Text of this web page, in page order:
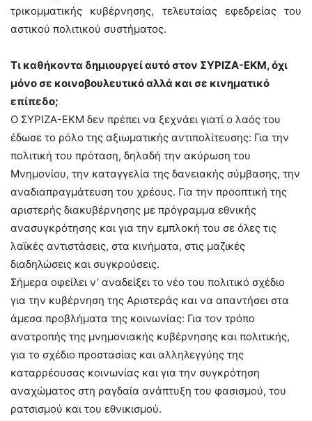
τρικομματικής κυβέρνησης, τελευταίας εφεδρείας του
αστικού πολιτικού συστήματος.
Τι καθήκοντα δημιουργεί αυτό στον ΣΥΡΙΖΑ-ΕΚΜ, όχι
μόνο σε κοινοβουλευτικό αλλά και σε κινηματικό
επίπεδο;
Ο ΣΥΡΙΖΑ-ΕΚΜ δεν πρέπει να ξεχνάει γιατί ο λαός του
έδωσε το ρόλο της αξιωματικής αντιπολίτευσης: Για την
πολιτική του πρόταση, δηλαδή την ακύρωση του
Μνημονίου, την καταγγελία της δανειακής σύμβασης, την
αναδιαπραγμάτευση του χρέους. Για την προοπτική της
αριστερής διακυβέρνησης με πρόγραμμα εθνικής
ανασυγκρότησης και για την εμπλοκή του σε όλες τις
λαϊκές αντιστάσεις, στα κινήματα, στις μαζικές
διαδηλώσεις και συγκρούσεις.
Σήμερα οφείλει ν’ αναδείξει το νέο του πολιτικό σχέδιο
για την κυβέρνηση της Αριστεράς και να απαντήσει στα
άμεσα προβλήματα της κοινωνίας: Για τον τρόπο
ανατροπής της μνημονιακής κυβέρνησης και πολιτικής,
για το σχέδιο προστασίας και αλληλεγγύης της
καταρρέουσας κοινωνίας και για την συγκρότηση
αναχώματος στη ραγδαία ανάπτυξη του φασισμού, του
ρατσισμού και του εθνικισμού.